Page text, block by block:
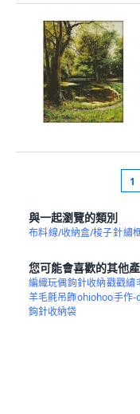
1
與一起瀏覽的類別
布料線/收納盒/梭子針繡
您可能會喜歡的其他
編織玩偶鉤針收納戳戳繡
羊毛氈吊飾ohiohoo手作-
鉤針收納袋